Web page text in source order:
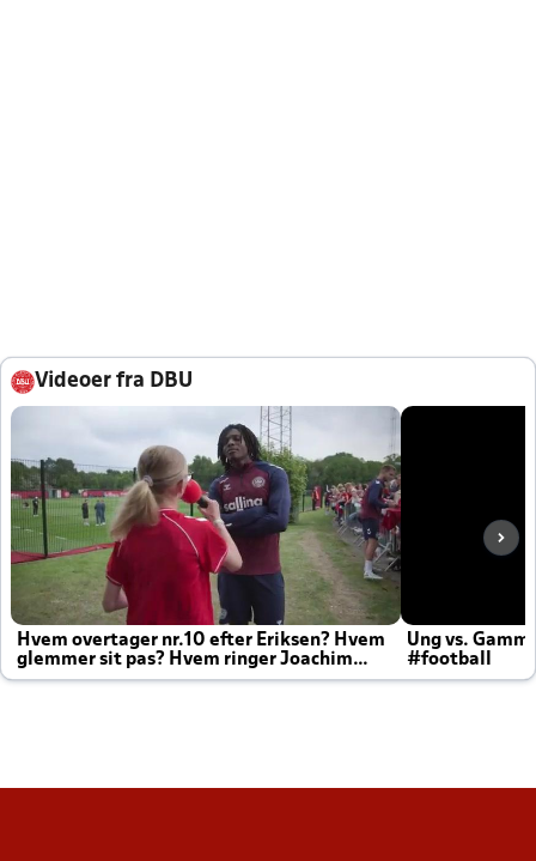
Videoer fra DBU
Hvem overtager nr.10 efter Eriksen? Hvem
glemmer sit pas? Hvem ringer Joachim
altid til efter kampe?
Ung vs.
#football